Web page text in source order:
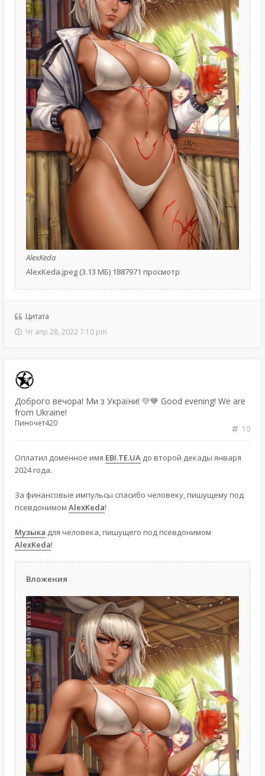
AlexKeda
AlexKeda.jpeg (3.13 МБ) 1887971 просмотр
Цитата
Чт апр 28, 2022 7:10 pm
Доброго вечора! Ми з України! 💛💙 Good evening! We are
from Ukraine!
10
Пиночет420
Оплатил доменное имя EBI.TE.UA до второй декады января
2024 года.
За финансовые импульсы спасибо человеку, пишущему под
псевдонимом AlexKeda!
Музыка для человека, пишущего под псевдонимом
AlexKeda!
Вложения